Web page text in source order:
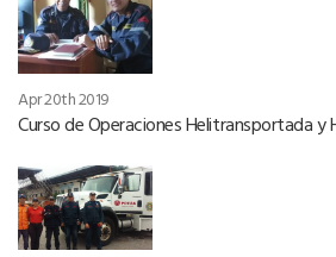
Apr 20th 2019
Curso de Operaciones Helitransportada y